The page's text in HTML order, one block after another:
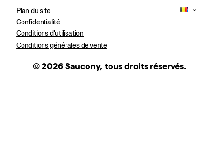
Plan du site
Confidentialité
Conditions d'utilisation
Conditions générales de vente
© 2026 Saucony, tous droits réservés.